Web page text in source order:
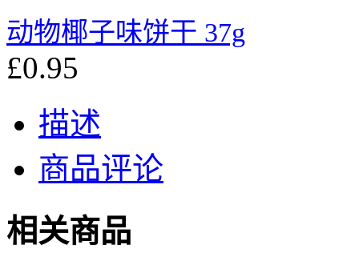
动物椰子味饼干 37g
£0.95
描述
商品评论
相关商品